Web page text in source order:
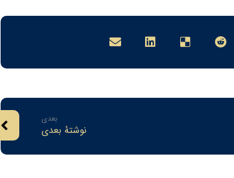
بعدی
نوشتهٔ بعدی